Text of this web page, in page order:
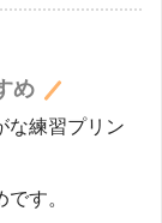
め
な練習プリン
す。